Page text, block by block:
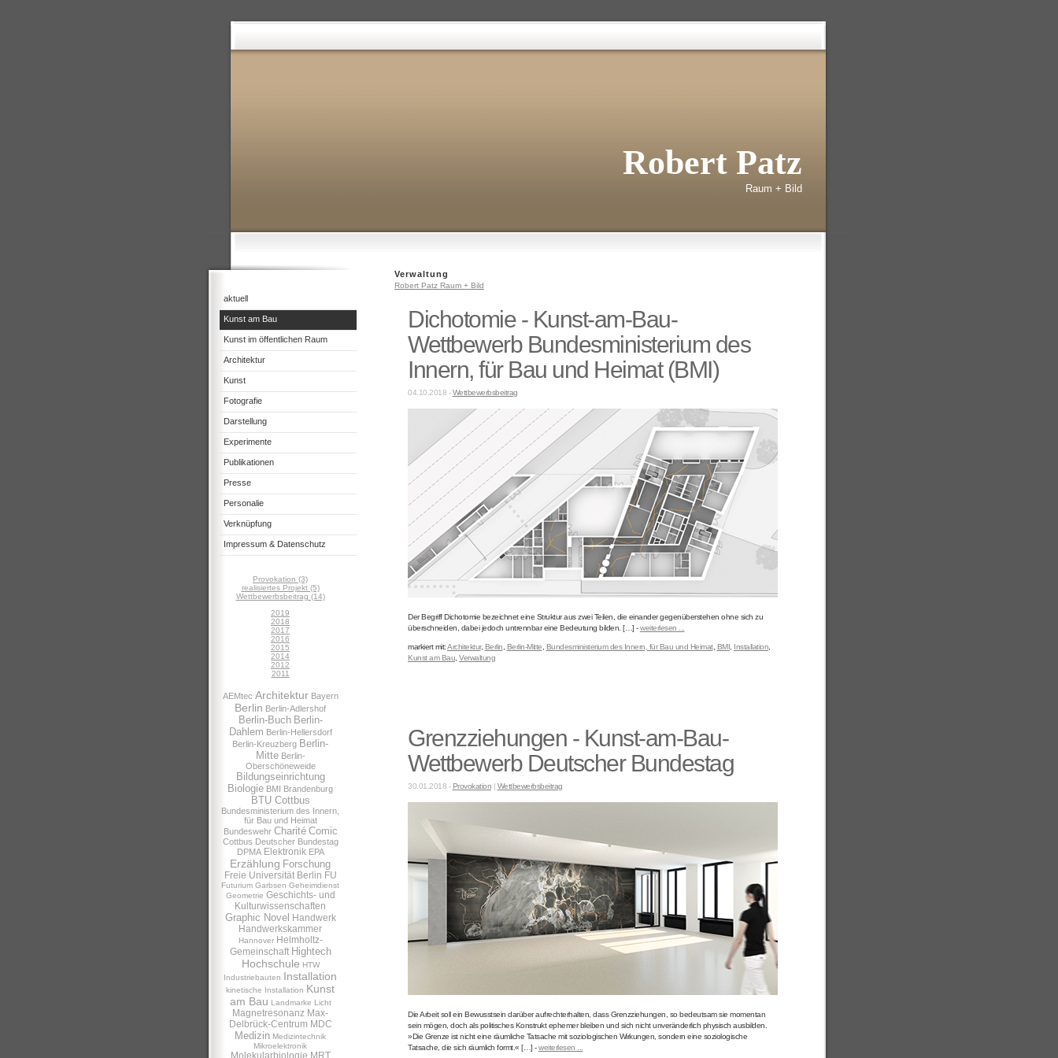
Robert Patz
Raum + Bild
aktuell
Kunst am Bau
Kunst im öffentlichen Raum
Architektur
Kunst
Fotografie
Darstellung
Experimente
Publikationen
Presse
Personalie
Verknüpfung
Impressum & Datenschutz
Provokation (3)
realisiertes Projekt (5)
Wettbewerbsbeitrag (14)
2019
2018
2017
2016
2015
2014
2012
2011
AEMtec Architektur Bayern
Berlin Berlin-Adlershof
Berlin-Buch Berlin-
Dahlem Berlin-Hellersdorf
Berlin-Kreuzberg Berlin-
Mitte Berlin-
Oberschöneweide
Bildungseinrichtung
Biologie BMI Brandenburg
BTU Cottbus
Bundesministerium des Innern,
für Bau und Heimat
Bundeswehr Charité Comic
Cottbus Deutscher Bundestag
DPMA Elektronik EPA
Erzählung Forschung
Freie Universität Berlin FU
Futurium Garbsen Geheimdienst
Geometrie Geschichts- und
Kulturwissenschaften
Graphic Novel Handwerk
Handwerkskammer
Hannover Helmholtz-
Gemeinschaft Hightech
Hochschule HTW
Industriebauten Installation
kinetische Installation Kunst
am Bau Landmarke Licht
Magnetresonanz Max-
Delbrück-Centrum MDC
Medizin Medizintechnik
Mikroelektronik
Molekularbiologie MRT
Verwaltung
Robert Patz Raum + Bild
Dichotomie - Kunst-am-Bau-
Wettbewerb Bundesministerium des
Innern, für Bau und Heimat (BMI)
04.10.2018 -Wettbewerbsbeitrag
Der Begriff Dichotomie bezeichnet eine Struktur aus zwei Teilen, die einander gegenüberstehen ohne sich zu
überschneiden, dabei jedoch untrennbar eine Bedeutung bilden. […] -weiterlesen ...
markiert mit:Architektur, Berlin Berlin-Mitte Bundesministerium des Innern, für Bau und Heimat, BMI Installation
Kunst am Bau Verwaltung
Grenzziehungen - Kunst-am-Bau-
Wettbewerb Deutscher Bundestag
30.01.2018 - Provokation | Wettbewerbsbeitrag
Die Arbeit soll ein Bewusstsein darüber aufrechterhalten, dass Grenzziehungen, so bedeutsam sie momentan
sein mögen, doch als politisches Konstrukt ephemer bleiben und sich nicht unveränderlich physisch ausbilden.
»Die Grenze ist nicht eine räumliche Tatsache mit soziologischen Wirkungen, sondern eine soziologische
Tatsache, die sich räumlich formt.« […] -weiterlesen ...